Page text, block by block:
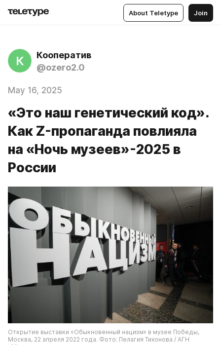
About Teletype Join
К
Кооператив
@ozero2.0
May 16, 2025
«Это наш генетический код».
Как Z-пропаганда повлияла
на «Ночь музеев»-2025 в
России
Открытие выставки «Обыкновенный нацизм» в музее Победы,
Москва, 22 апреля 2022 года. Фото: Пелагия Тихонова / АГН